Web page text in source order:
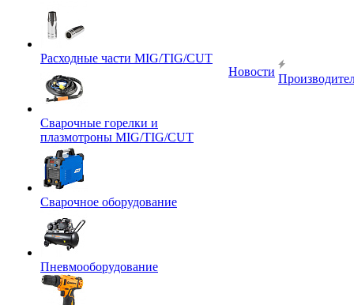
Расходные части MIG/TIG/CUT
Сварочные горелки и
плазмотроны MIG/TIG/CUT
Сварочное оборудование
Пневмооборудование
Новости